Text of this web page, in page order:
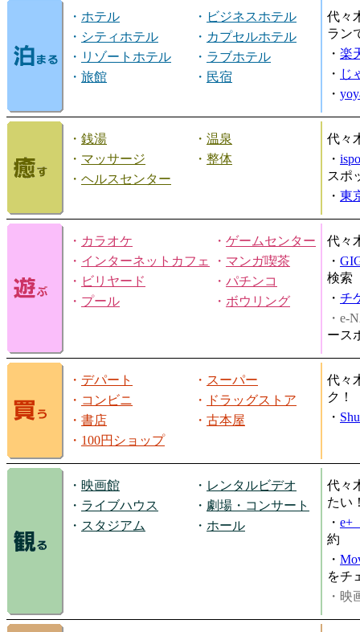
・ ホテル ・ ビジネスホテル
・ シティホテル ・ カプセルホテル
・ リゾートホテル ・ ラブホテル
・ 旅館 ・ 民宿
代々
ラン
・ 楽
・ じ
・
・ 銭湯 ・ 温泉
・ マッサージ ・ 整体
・ ヘルスセンター
代々
・
スポ
・ 東
・ カラオケ ・ ゲームセンター
・ インターネットカフェ ・ マンガ喫茶
・ ビリヤード ・ パチンコ
・ プール ・ ボウリング
代々
・
検索
・ チ
・e-
ース
・ デパート ・ スーパー
・ コンビニ ・
ドラッグストア
・ 書店 ・ 古本屋
・ 100円ショップ
代々
ク！
・
・ 映画館 ・ レンタルビデオ
・ ライブハウス ・ 劇場・コンサート
・ スタジアム ・ ホール
代々
たい
・ e+
約
・
をチ
・映